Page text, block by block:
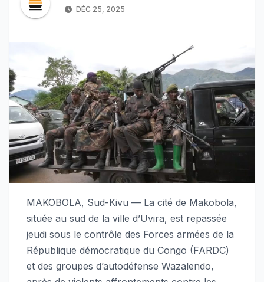
DÉC 25, 2025
MAKOBOLA, Sud-Kivu — La cité de Makobola,
située au sud de la ville d’Uvira, est repassée
jeudi sous le contrôle des Forces armées de la
République démocratique du Congo (FARDC)
et des groupes d’autodéfense Wazalendo,